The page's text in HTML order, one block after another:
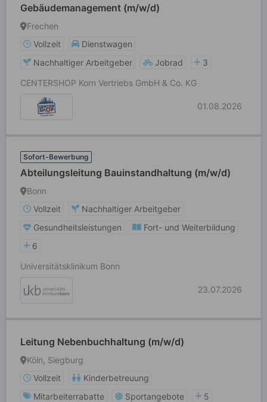
Gebäudemanagement (m/w/d)
Frechen
Vollzeit
Dienstwagen
Nachhaltiger Arbeitgeber
Jobrad
3
CENTERSHOP Korn Vertriebs GmbH & Co. KG
01.08.2026
Sofort-Bewerbung
Abteilungsleitung Bauinstandhaltung (m/w/d)
Bonn
Vollzeit
Nachhaltiger Arbeitgeber
Gesundheitsleistungen
Fort- und Weiterbildung
6
Universitätsklinikum Bonn
23.07.2026
Leitung Nebenbuchhaltung (m/w/d)
Köln, Siegburg
Vollzeit
Kinderbetreuung
Mitarbeiterrabatte
Sportangebote
5